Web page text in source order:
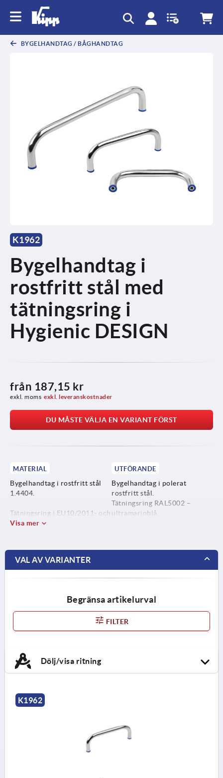
BYGELHANDTAG / BÅGHANDTAG
K1962
Bygelhandtag i
rostfritt stål med
tätningsring i
Hygienic DESIGN
från 187,15 kr
exkl. moms exkl. leveranskostnader
DU MÅSTE VÄLJA EN VARIANT FÖRST
MATERIAL
Bygelhandtag i rostfritt stål
1.4404.
Tätningsring i EU10/2011- och
FDA-kompatibel termoplast
UTFÖRANDE
Bygelhandtag i polerat
rostfritt stål.
Tätningsring RAL5002 –
ultramarinblå.
Visa mer
VAL AV VARIANTER
Begränsa artikelurval
FILTER
Dölj/visa ritning
K1962